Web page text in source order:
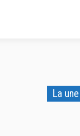
La une